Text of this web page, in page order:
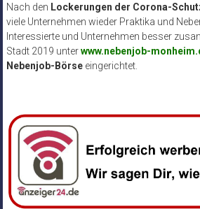
Nach den Lockerungen der Corona-
viele Unternehmen wieder Praktika und
Interessierte und Unternehmen besser
Stadt 2019 unterwww.nebenjob-
Nebenjob-Börseeingerichtet.